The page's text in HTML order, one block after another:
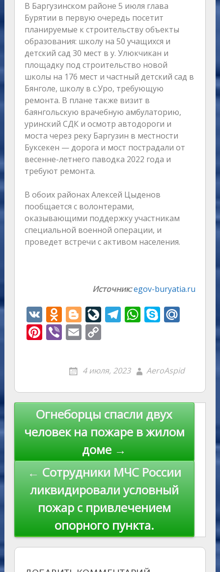
В Баргузинском районе 5 июля глава
Бурятии в первую очередь посетит
планируемые к строительству объекты
образования: школу на 50 учащихся и
детский сад 30 мест в у. Улюкчикан и
площадку под строительство новой
школы на 176 мест и частный детский сад в
Бянголе, школу в с.Уро, требующую
ремонта. В плане также визит в
баянгольскую врачебную амбулаторию,
уринский СДК и осмотр автодороги и
моста через реку Баргузин в местности
Буксекен — дорога и мост пострадали от
весенне-летнего паводка 2022 года и
требуют ремонта.
В обоих районах Алексей Цыденов
пообщается с волонтерами,
оказывающими поддержку участникам
специальной военной операции, и
проведет встречи с активом населения.
Источник:egov-buryatia.ru
V
K
O
d
n
o
kl
as
s
ni
ki
Bl
o
g
er
Li
v
eJ
u
r
n
al
T
a
m
W
A
p
p
S
e
M
u
Pi
st
Vi
er
E
ai
l
C
p
y
Li
n
k
4 июля, 2023 AeroAspid
Навигация
Огнеборцы спасли двух
человек на пожаре в жилом
доме →
← Сотрудники МЧС России
ликвидировали условный
пожар с привлечением
опорного пункта.